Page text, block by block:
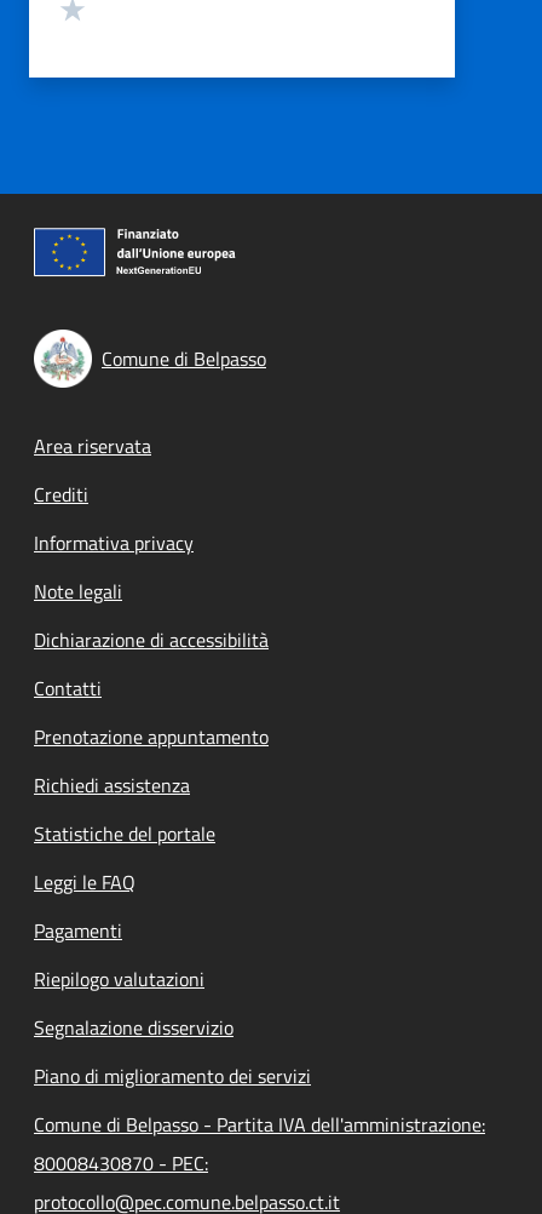
Comune di Belpasso
Footer menu
Area riservata
Crediti
Informativa privacy
Note legali
Dichiarazione di accessibilità
Contatti
Prenotazione appuntamento
Richiedi assistenza
Statistiche del portale
Leggi le FAQ
Pagamenti
Riepilogo valutazioni
Segnalazione disservizio
Piano di miglioramento dei servizi
Comune di Belpasso - Partita IVA dell'amministrazione:
80008430870 - PEC:
protocollo@pec.comune.belpasso.ct.it